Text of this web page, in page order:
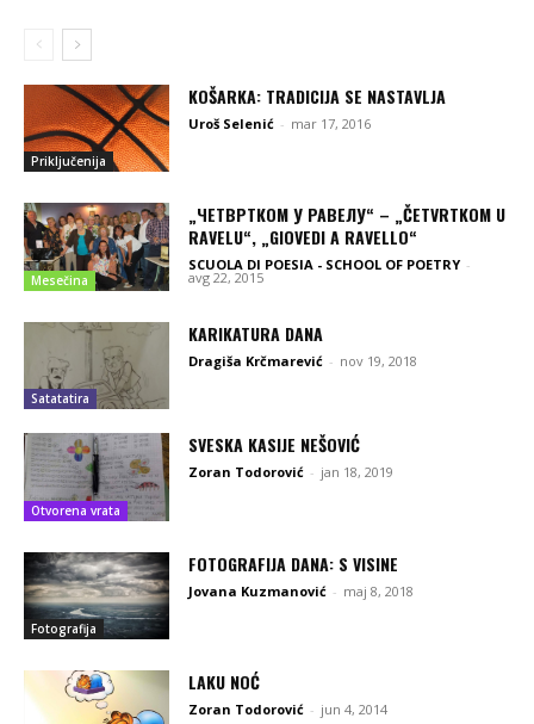
Priključenija
KOŠARKA: TRADICIJA SE NASTAVLJA
Uroš Selenić - mar 17, 2016
Mesečina
„ЧЕТВРТКОМ У РАВЕЛУ“ – „ČETVRTKOM U
RAVELU“, „GIOVEDI A RAVELLO“
SCUOLA DI POESIA - SCHOOL OF POETRY -
avg 22, 2015
Satatatira
KARIKATURA DANA
Dragiša Krčmarević - nov 19, 2018
Otvorena vrata
SVESKA KASIJE NEŠOVIĆ
Zoran Todorović - jan 18, 2019
Fotografija
FOTOGRAFIJA DANA: S VISINE
Jovana Kuzmanović - maj 8, 2018
LAKU NOĆ
Zoran Todorović - jun 4, 2014